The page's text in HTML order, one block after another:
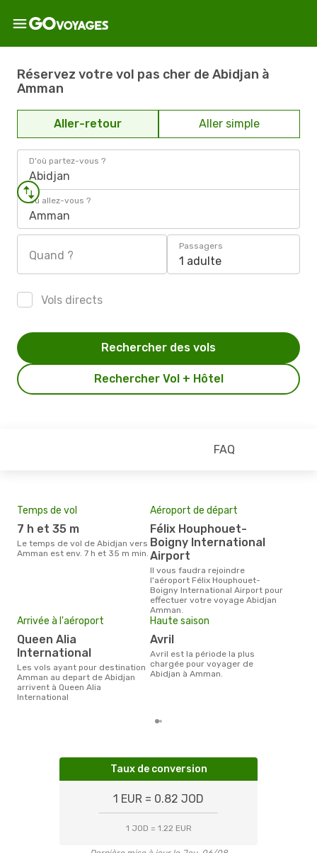
Réservez votre vol pas cher de Abidjan à
Amman
Aller-retour Aller simple
D'où partez-vous ?
Abidjan
Où allez-vous ?
Amman
Quand ?
Passagers
1 adulte
Vols directs
Rechercher Vol + Hôtel
Rechercher des vols
FAQ
Temps de vol
7 h et 35 m
Le temps de vol de Abidjan vers
Amman est env. 7 h et 35 m min.
Aéroport de départ
Félix Houphouet-
Boigny International
Airport
Il vous faudra rejoindre
l'aéroport Félix Houphouet-
Boigny International Airport pour
effectuer votre voyage Abidjan
Amman.
Arrivée à l'aéroport
Queen Alia
International
Les vols ayant pour destination
Amman au depart de Abidjan
arrivent à Queen Alia
International
Haute saison
avril
avril est la période la plus
chargée pour voyager de
Abidjan à Amman.
Taux de conversion
1 EUR = 0.82 JOD
1 JOD = 1.22 EUR